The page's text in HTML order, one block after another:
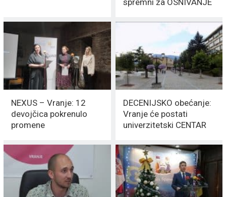
spremni za OSNIVANJE
CENTRA
NEXUS – Vranje: 12
devojčica pokrenulo
promene
DECENIJSKO obećanje:
Vranje će postati
univerzitetski CENTAR